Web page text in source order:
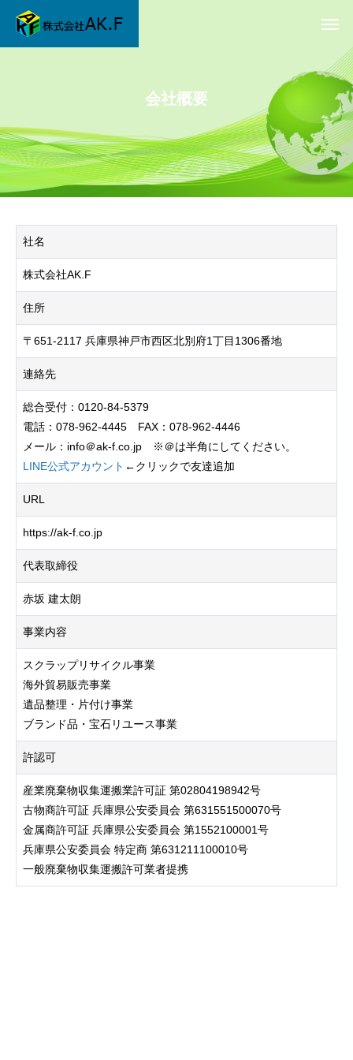
会社概要
社名
株式会社AK.F
住所
〒651-2117 兵庫県神戸市西区北別府1丁目1306番地
連絡先
総合受付：0120-84-5379
電話：078-962-4445 FAX：078-962-4446
メール：info＠ak-f.co.jp ※＠は半角にしてください。
LINE公式アカウント ←クリックで友達追加
URL
https://ak-f.co.jp
代表取締役
赤坂 建太朗
事業内容
スクラップリサイクル事業
海外貿易販売事業
遺品整理・片付け事業
ブランド品・宝石リユース事業
許認可
産業廃棄物収集運搬業許可証 第02804198942号
古物商許可証 兵庫県公安委員会 第631551500070号
金属商許可証 兵庫県公安委員会 第1552100001号
兵庫県公安委員会 特定商 第631211100010号
一般廃棄物収集運搬許可業者提携